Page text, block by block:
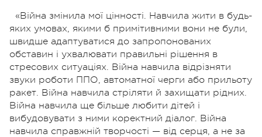
«Війна змінила мої цінності. Навчила жити в будь-
яких умовах, якими б примітивними вони не були,
швидше адаптуватися до запропонованих
обставин і ухвалювати правильні рішення в
стресових ситуаціях. Війна навчила відрізняти
звуки роботи ППО, автоматної черги або прильоту
ракет. Війна навчила стріляти й захищати рідних.
Війна навчила ще більше любити дітей і
вибудовувати з ними коректний діалог. Війна
навчила справжній творчості — від серця, а не за